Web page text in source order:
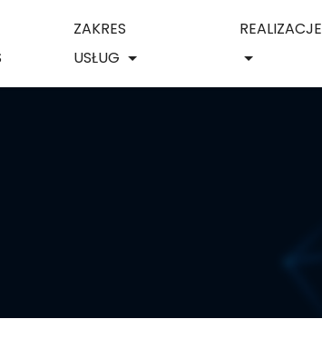
ZAKRES
USŁUG
REALIZACJE